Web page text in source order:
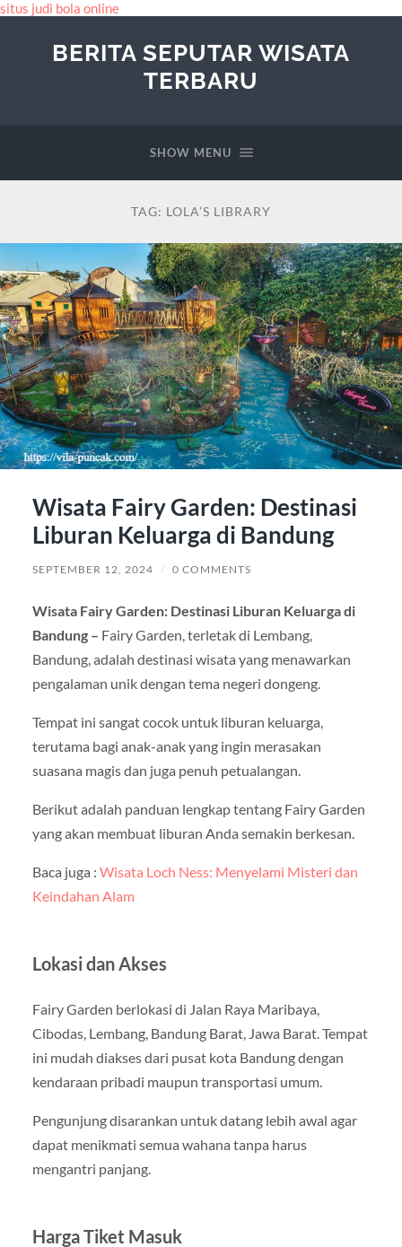
situs judi bola online
BERITA SEPUTAR WISATA
TERBARU
SHOW MENU
TAG: LOLA’S LIBRARY
Wisata Fairy Garden: Destinasi
Liburan Keluarga di Bandung
SEPTEMBER 12, 2024 / 0 COMMENTS
Wisata Fairy Garden: Destinasi Liburan Keluarga di
Bandung – Fairy Garden, terletak di Lembang,
Bandung, adalah destinasi wisata yang menawarkan
pengalaman unik dengan tema negeri dongeng.
Tempat ini sangat cocok untuk liburan keluarga,
terutama bagi anak-anak yang ingin merasakan
suasana magis dan juga penuh petualangan.
Berikut adalah panduan lengkap tentang Fairy Garden
yang akan membuat liburan Anda semakin berkesan.
Baca juga : Wisata Loch Ness: Menyelami Misteri dan
Keindahan Alam
Lokasi dan Akses
Fairy Garden berlokasi di Jalan Raya Maribaya,
Cibodas, Lembang, Bandung Barat, Jawa Barat. Tempat
ini mudah diakses dari pusat kota Bandung dengan
kendaraan pribadi maupun transportasi umum.
Pengunjung disarankan untuk datang lebih awal agar
dapat menikmati semua wahana tanpa harus
mengantri panjang.
Harga Tiket Masuk